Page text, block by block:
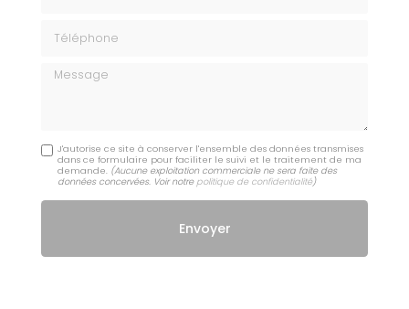
Message
J'autorise ce site à conserver l'ensemble des données transmises
dans ce formulaire pour faciliter le suivi et le traitement de ma
demande. (Aucune exploitation commerciale ne sera faite des
données concervées. Voir notre politique de confidentialité)